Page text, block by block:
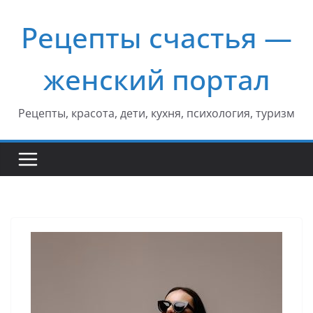
содержимому
Рецепты счастья —
женский портал
Рецепты, красота, дети, кухня, психология, туризм